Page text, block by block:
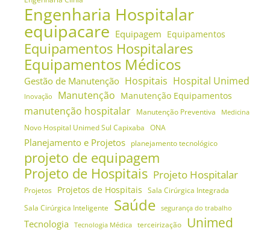
Engenharia Hospitalar
equipacare Equipagem Equipamentos
Equipamentos Hospitalares
Equipamentos Médicos
Gestão de Manutenção Hospitais Hospital Unimed
Inovação Manutenção Manutenção Equipamentos
manutenção hospitalar Manutenção Preventiva Medicina
Novo Hospital Unimed Sul Capixaba ONA
Planejamento e Projetos planejamento tecnológico
projeto de equipagem
Projeto de Hospitais Projeto Hospitalar
Projetos Projetos de Hospitais Sala Cirúrgica Integrada
Sala Cirúrgica Inteligente
Saúde segurança do trabalho
Tecnologia Tecnologia Médica terceirização Unimed